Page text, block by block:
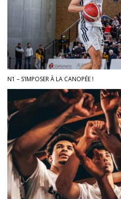
N1 – S’IMPOSER À LA CANOPÉE !